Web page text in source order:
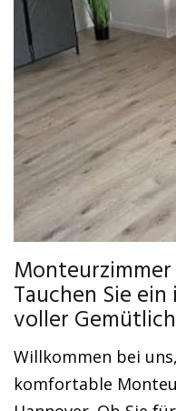
Tauchen Sie
voller
Willkommen bei
komfortable